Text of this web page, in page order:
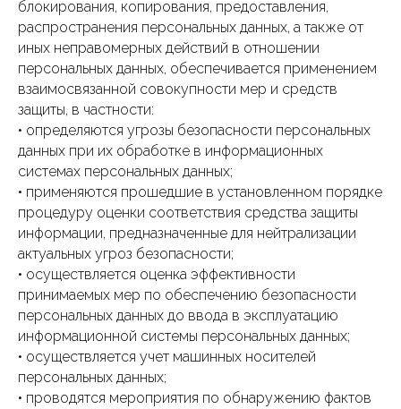
блокирования, копирования, предоставления,
распространения персональных данных, а также от
иных неправомерных действий в отношении
персональных данных, обеспечивается применением
взаимосвязанной совокупности мер и средств
защиты, в частности:
• определяются угрозы безопасности персональных
данных при их обработке в информационных
системах персональных данных;
• применяются прошедшие в установленном порядке
процедуру оценки соответствия средства защиты
информации, предназначенные для нейтрализации
актуальных угроз безопасности;
• осуществляется оценка эффективности
принимаемых мер по обеспечению безопасности
персональных данных до ввода в эксплуатацию
информационной системы персональных данных;
• осуществляется учет машинных носителей
персональных данных;
• проводятся мероприятия по обнаружению фактов